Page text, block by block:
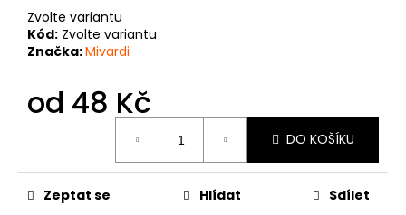
Zvolte variantu
Kód: Zvolte variantu
Značka:Mivardi
od 48 Kč
DO KOŠÍKU
Zeptat se Hlídat Sdílet
o
u